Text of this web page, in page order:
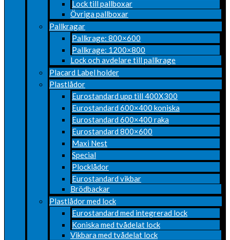
Lock till pallboxar
Övriga pallboxar
Pallkragar
Pallkrage: 800×600
Pallkrage: 1200×800
Lock och avdelare till pallkrage
Placard Label holder
Plastlådor
Eurostandard upp till 400X300
Eurostandard 600×400 koniska
Eurostandard 600×400 raka
Eurostandard 800×600
Maxi Nest
Special
Plocklådor
Eurostandard vikbar
Brödbackar
Plastlådor med lock
Eurostandard med integrerad lock
Koniska med tvådelat lock
Vikbara med tvådelat lock